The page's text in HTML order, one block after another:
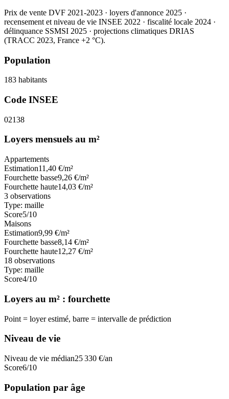
Prix de vente DVF 2021-2023 · loyers d'annonce 2025 ·
recensement et niveau de vie INSEE 2022 · fiscalité locale 2024 ·
délinquance SSMSI 2025 · projections climatiques DRIAS
(TRACC 2023, France +2 °C).
Population
183 habitants
Code INSEE
02138
Loyers mensuels au m²
Appartements
Estimation11,40 €/m²
Fourchette basse9,26 €/m²
Fourchette haute14,03 €/m²
3 observations
Type: maille
Score5/10
Maisons
Estimation9,99 €/m²
Fourchette basse8,14 €/m²
Fourchette haute12,27 €/m²
18 observations
Type: maille
Score4/10
Loyers au m² : fourchette
Point = loyer estimé, barre = intervalle de prédiction
Niveau de vie
Niveau de vie médian25 330 €/an
Score6/10
Population par âge